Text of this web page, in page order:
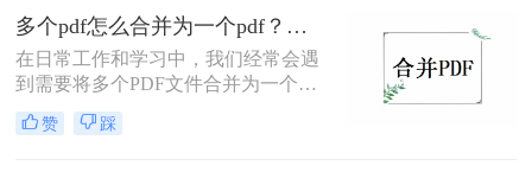
多个pdf合并成一个pdf文件呢？本文
将详细介绍几种将多个PDF合并成一
个PDF文件的实用方法。
多个pdf怎么合并为一个pdf？这三种转换方法掌握好！
在日常工作和学习中，我们经常会遇
到需要将多个PDF文件合并为一个文
件的情况。这样做可以方便查阅、整
理和分享。那么多个pdf怎么合并为一
赞 踩